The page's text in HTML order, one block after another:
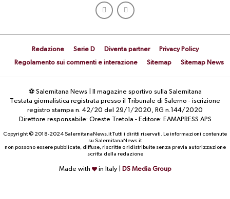
Redazione Serie D Diventa partner
Privacy Policy
Regolamento sui commenti e interazione
Sitemap Sitemap News
⚽ Salernitana News | Il magazine sportivo sulla Salernitana
Testata giornalistica registrata presso il Tribunale di Salerno - iscrizione
registro stampa n. 42/20 del 29/1/2020, RG n.144/2020
Direttore responsabile: Oreste Tretola - Editore: EAMAPRESS APS
Copyright © 2018-2024 SalernitanaNews.it Tutti i diritti riservati. Le informazioni contenute
su SalernitanaNews.it
non possono essere pubblicate, diffuse, riscritte o ridistribuite senza previa autorizzazione
scritta della redazione
Made with in Italy | DS Media Group